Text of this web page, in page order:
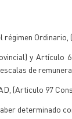
y Artículo
de
(Articulo 97
determinado